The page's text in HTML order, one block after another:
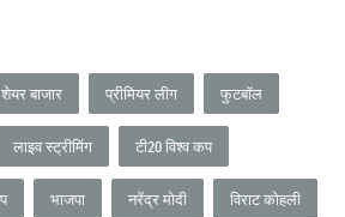
शेयर बाजार प्रीमियर लीग फुटबॉल
लाइव स्ट्रीमिंग टी20 विश्व कप
भाजपा नरेंद्र मोदी विराट कोहली